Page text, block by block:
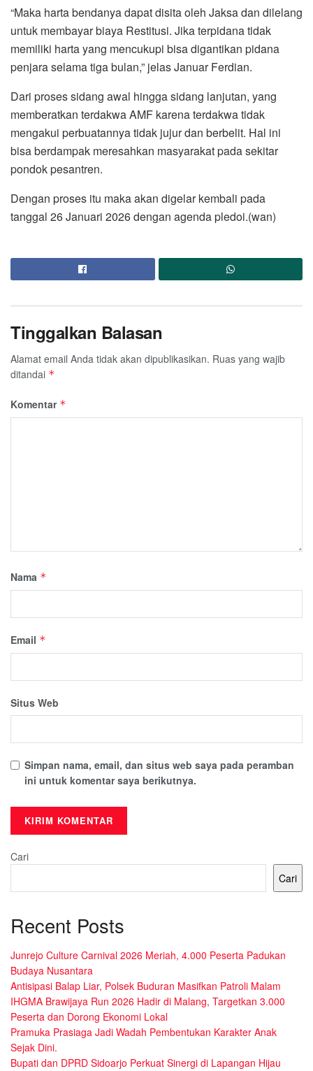
“Maka harta bendanya dapat disita oleh Jaksa dan dilelang
untuk membayar biaya Restitusi. Jika terpidana tidak
memiliki harta yang mencukupi bisa digantikan pidana
penjara selama tiga bulan,” jelas Januar Ferdian.
Dari proses sidang awal hingga sidang lanjutan, yang
memberatkan terdakwa AMF karena terdakwa tidak
mengakui perbuatannya tidak jujur dan berbelit. Hal ini
bisa berdampak meresahkan masyarakat pada sekitar
pondok pesantren.
Dengan proses itu maka akan digelar kembali pada
tanggal 26 Januari 2026 dengan agenda pledoi.(wan)
Tinggalkan Balasan
Alamat email Anda tidak akan dipublikasikan. Ruas yang wajib
ditandai *
Komentar *
Nama *
Email *
Situs Web
Simpan nama, email, dan situs web saya pada peramban
ini untuk komentar saya berikutnya.
Cari
Cari
Recent Posts
Junrejo Culture Carnival 2026 Meriah, 4.000 Peserta Padukan
Budaya Nusantara
Antisipasi Balap Liar, Polsek Buduran Masifkan Patroli Malam
IHGMA Brawijaya Run 2026 Hadir di Malang, Targetkan 3.000
Peserta dan Dorong Ekonomi Lokal
Pramuka Prasiaga Jadi Wadah Pembentukan Karakter Anak
Sejak Dini.
Bupati dan DPRD Sidoarjo Perkuat Sinergi di Lapangan Hijau